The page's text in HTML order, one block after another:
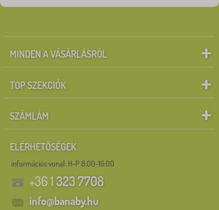
MINDEN A VÁSÁRLÁSRÓL
TOP SZEKCIÓK
SZÁMLÁM
ELÉRHETŐSÉGEK
információs vonal: H-P 8:00-16:00
+361 323 7708
info@banaby.hu